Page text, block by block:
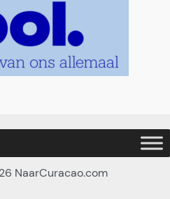
NaarCuracao.com
English
Português